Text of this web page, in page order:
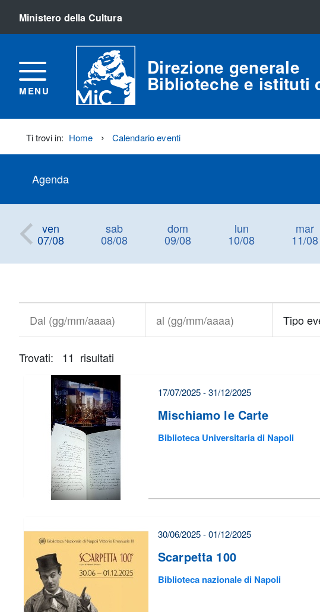
Ministero della Cultura
MENU
Direzione generale
Biblioteche e istituti
Ti trovi in: Home Calendario eventi
Agenda
ven
07/08
sab
08/08
dom
09/08
lun
10/08
mar
11/08
Dal
(gg/mm/aaaa)
al
Tipo
evento
È
necessario
correggere
inviare
Trovati: 11 risultati
17/07/2025 - 31/12/2025
Mischiamo le Carte
Biblioteca Universitaria di Napoli
30/06/2025 - 01/12/2025
Scarpetta 100
Biblioteca nazionale di Napoli